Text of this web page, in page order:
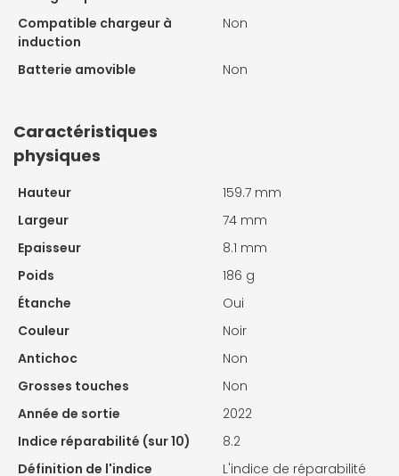
Compatible chargeur à
induction
Non
Batterie amovible Non
Caractéristiques
physiques
Hauteur
159.7 mm
Largeur
74 mm
Epaisseur
8.1 mm
Poids
186 g
Étanche
Oui
Couleur
Noir
Antichoc
Non
Grosses touches
Non
Année de sortie
2022
Indice réparabilité (sur 10)
8.2
Définition de l'indice
L'indice de réparabilité